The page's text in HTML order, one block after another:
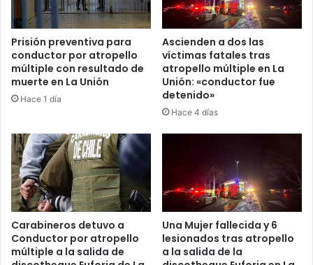
Prisión preventiva para
conductor por atropello
múltiple con resultado de
muerte en La Unión
Hace 1 día
Ascienden a dos las
víctimas fatales tras
atropello múltiple en La
Unión: «conductor fue
detenido»
Hace 4 días
Carabineros detuvo a
Conductor por atropello
múltiple a la salida de
Una Mujer fallecida y 6
lesionados tras atropello
a la salida de la